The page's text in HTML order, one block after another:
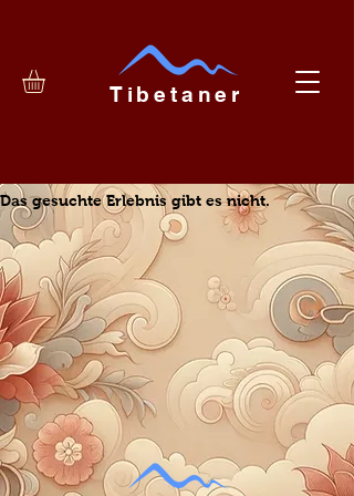
Tibetaner
Das gesuchte Erlebnis gibt es nicht.